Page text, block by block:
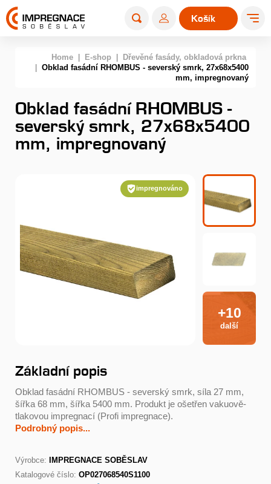
0
Košík
Home E-shop
Dřevěné fasády, obkladová prkna
Obklad fasádní RHOMBUS - severský smrk, 27x68x5400
mm, impregnovaný
Obklad fasádní RHOMBUS -
severský smrk, 27x68x5400
mm, impregnovaný
impregnováno
+10
další
Základní popis
Obklad fasádní RHOMBUS - severský smrk, síla 27 mm,
šířka 68 mm, šířka 5400 mm. Produkt je ošetřen vakuově-
tlakovou impregnací (Profi impregnace).
Podrobný popis...
Výrobce:
IMPREGNACE SOBĚSLAV
Katalogové číslo: OP027068540S1100